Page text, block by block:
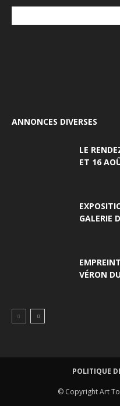
ANNONCES DIVERSES
LE
ET 16
GALERIE
VÉRON
POLITIQUE
© Copyright Art